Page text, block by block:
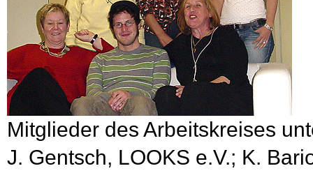
Mitglieder des Arbeitskreises
J. Gentsch, LOOKS e.V.; K.